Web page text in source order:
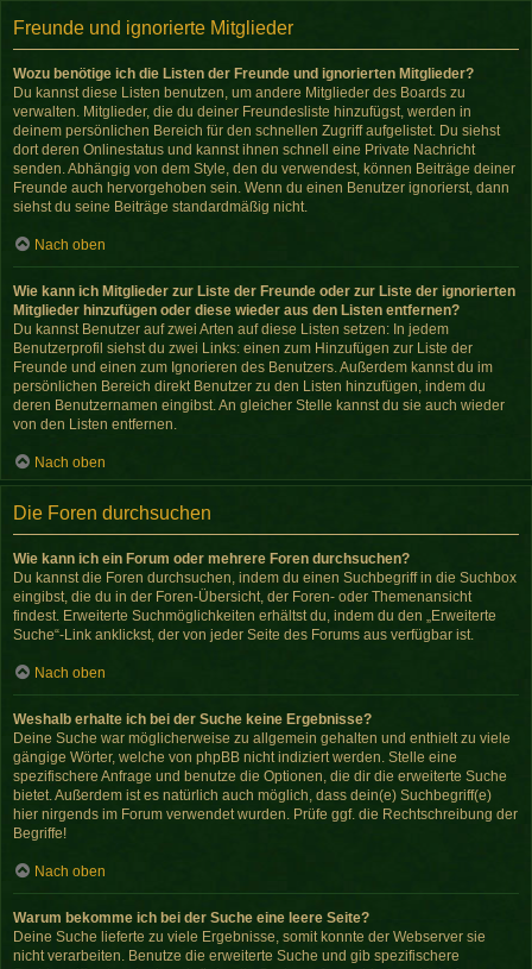
Freunde und ignorierte Mitglieder
Wozu benötige ich die Listen der Freunde und ignorierten Mitglieder?
Du kannst diese Listen benutzen, um andere Mitglieder des Boards zu
verwalten. Mitglieder, die du deiner Freundesliste hinzufügst, werden in
deinem persönlichen Bereich für den schnellen Zugriff aufgelistet. Du siehst
dort deren Onlinestatus und kannst ihnen schnell eine Private Nachricht
senden. Abhängig von dem Style, den du verwendest, können Beiträge deiner
Freunde auch hervorgehoben sein. Wenn du einen Benutzer ignorierst, dann
siehst du seine Beiträge standardmäßig nicht.
Nach oben
Wie kann ich Mitglieder zur Liste der Freunde oder zur Liste der ignorierten
Mitglieder hinzufügen oder diese wieder aus den Listen entfernen?
Du kannst Benutzer auf zwei Arten auf diese Listen setzen: In jedem
Benutzerprofil siehst du zwei Links: einen zum Hinzufügen zur Liste der
Freunde und einen zum Ignorieren des Benutzers. Außerdem kannst du im
persönlichen Bereich direkt Benutzer zu den Listen hinzufügen, indem du
deren Benutzernamen eingibst. An gleicher Stelle kannst du sie auch wieder
von den Listen entfernen.
Nach oben
Die Foren durchsuchen
Wie kann ich ein Forum oder mehrere Foren durchsuchen?
Du kannst die Foren durchsuchen, indem du einen Suchbegriff in die Suchbox
eingibst, die du in der Foren-Übersicht, der Foren- oder Themenansicht
findest. Erweiterte Suchmöglichkeiten erhältst du, indem du den „Erweiterte
Suche“-Link anklickst, der von jeder Seite des Forums aus verfügbar ist.
Nach oben
Weshalb erhalte ich bei der Suche keine Ergebnisse?
Deine Suche war möglicherweise zu allgemein gehalten und enthielt zu viele
gängige Wörter, welche von phpBB nicht indiziert werden. Stelle eine
spezifischere Anfrage und benutze die Optionen, die dir die erweiterte Suche
bietet. Außerdem ist es natürlich auch möglich, dass dein(e) Suchbegriff(e)
hier nirgends im Forum verwendet wurden. Prüfe ggf. die Rechtschreibung der
Begriffe!
Nach oben
Warum bekomme ich bei der Suche eine leere Seite?
Deine Suche lieferte zu viele Ergebnisse, somit konnte der Webserver sie
nicht verarbeiten. Benutze die erweiterte Suche und gib spezifischere